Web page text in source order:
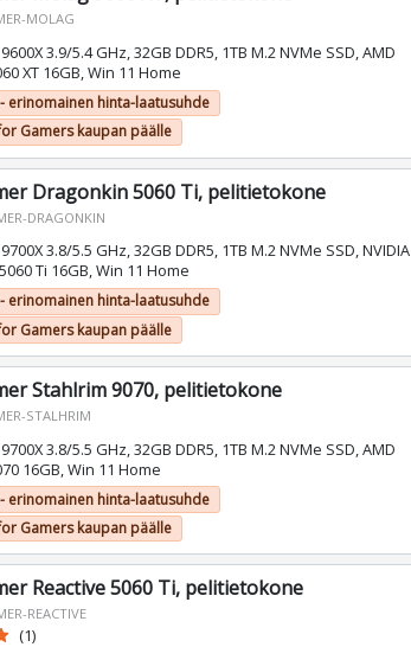
MOLAG
3.9/5.4 GHz, 32GB DDR5, 1TB M.2 NVMe SSD, AMD
XT 16GB, Win 11 Home
erinomainen hinta-laatusuhde
Gamers kaupan päälle
Dragonkin 5060 Ti, pelitietokone
DRAGONKIN
3.8/5.5 GHz, 32GB DDR5, 1TB M.2 NVMe SSD, NVIDIA
Ti 16GB, Win 11 Home
erinomainen hinta-laatusuhde
Gamers kaupan päälle
Stahlrim 9070, pelitietokone
STALHRIM
3.8/5.5 GHz, 32GB DDR5, 1TB M.2 NVMe SSD, AMD
16GB, Win 11 Home
erinomainen hinta-laatusuhde
Gamers kaupan päälle
Reactive 5060 Ti, pelitietokone
REACTIVE
(1)